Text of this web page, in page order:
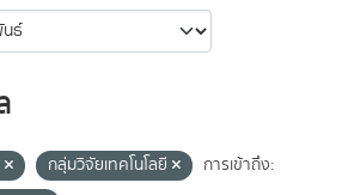
กลุ่มวิจัยเทคโนโลยี
การเข้าถึง: